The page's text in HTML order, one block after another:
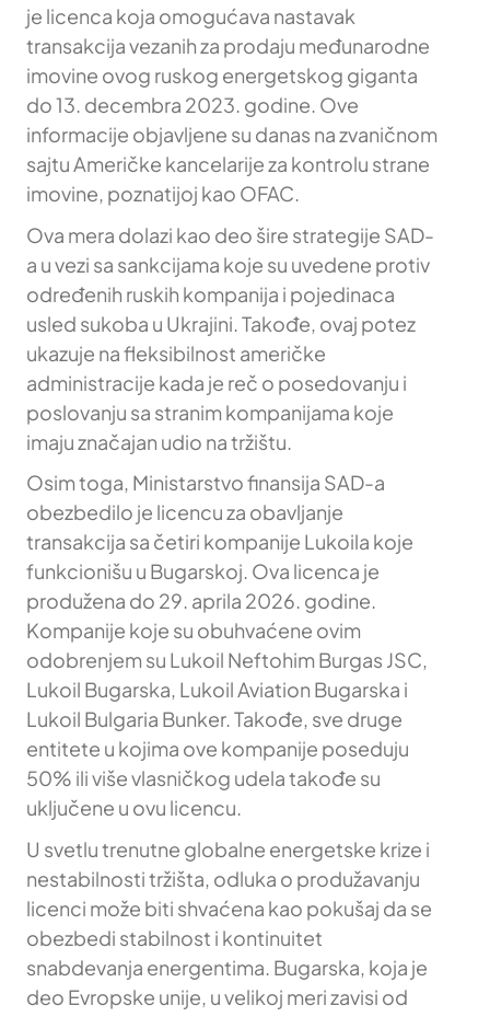
je licenca koja omogućava nastavak
transakcija vezanih za prodaju međunarodne
imovine ovog ruskog energetskog giganta
do 13. decembra 2023. godine. Ove
informacije objavljene su danas na zvaničnom
sajtu Američke kancelarije za kontrolu strane
imovine, poznatijoj kao OFAC.
Ova mera dolazi kao deo šire strategije SAD-
a u vezi sa sankcijama koje su uvedene protiv
određenih ruskih kompanija i pojedinaca
usled sukoba u Ukrajini. Takođe, ovaj potez
ukazuje na fleksibilnost američke
administracije kada je reč o posedovanju i
poslovanju sa stranim kompanijama koje
imaju značajan udio na tržištu.
Osim toga, Ministarstvo finansija SAD-a
obezbedilo je licencu za obavljanje
transakcija sa četiri kompanije Lukoila koje
funkcionišu u Bugarskoj. Ova licenca je
produžena do 29. aprila 2026. godine.
Kompanije koje su obuhvaćene ovim
odobrenjem su Lukoil Neftohim Burgas JSC,
Lukoil Bugarska, Lukoil Aviation Bugarska i
Lukoil Bulgaria Bunker. Takođe, sve druge
entitete u kojima ove kompanije poseduju
50% ili više vlasničkog udela takođe su
uključene u ovu licencu.
U svetlu trenutne globalne energetske krize i
nestabilnosti tržišta, odluka o produžavanju
licenci može biti shvaćena kao pokušaj da se
obezbedi stabilnost i kontinuitet
snabdevanja energentima. Bugarska, koja je
deo Evropske unije, u velikoj meri zavisi od